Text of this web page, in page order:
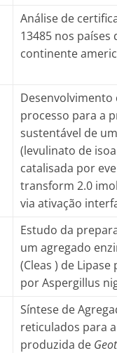
Análise de
13485 nos países
continente
Desenvolvimento
processo para a
sustentável de
(levulinato de
catalisada por
transform 2.0
via ativação
Estudo da
um agregado
(Cleas ) de
por Aspergillus
Síntese de
reticulados para
produzida de